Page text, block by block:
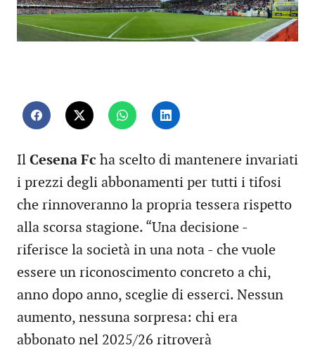
Il Cesena Fc ha scelto di mantenere invariati
i prezzi degli abbonamenti per tutti i tifosi
che rinnoveranno la propria tessera rispetto
alla scorsa stagione. “Una decisione -
riferisce la società in una nota - che vuole
essere un riconoscimento concreto a chi,
anno dopo anno, sceglie di esserci. Nessun
aumento, nessuna sorpresa: chi era
abbonato nel 2025/26 ritroverà